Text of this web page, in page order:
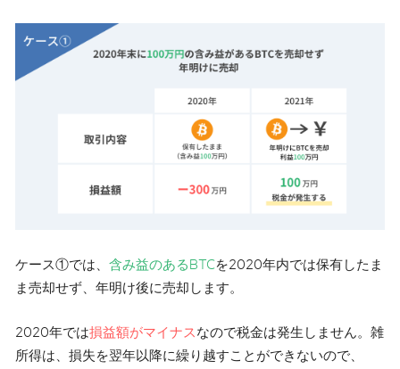
ケース①では、 含み益のあるBTCを2020年内では保有したま
ま売却せず、年明け後に売却します。
2020年では損益額がマイナスなので税金は発生しません。雑
所得は、損失を翌年以降に繰り越すことができないので、